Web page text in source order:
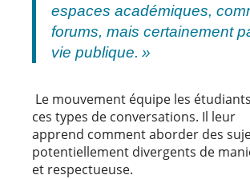
espaces académiques,
forums, mais certainement
vie publique. »
Le mouvement équipe les
ces types de conversations. Il leur
apprend comment aborder des
potentiellement divergents de
et respectueuse.